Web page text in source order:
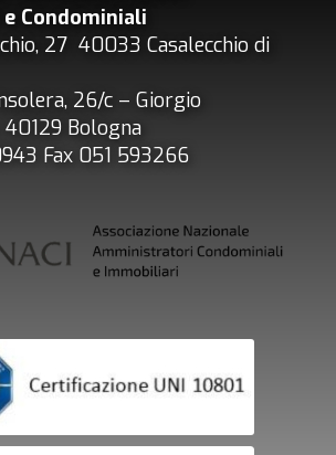
Condominiali
27 40033 Casalecchio di
26/c – Giorgio
Bologna
Fax 051 593266